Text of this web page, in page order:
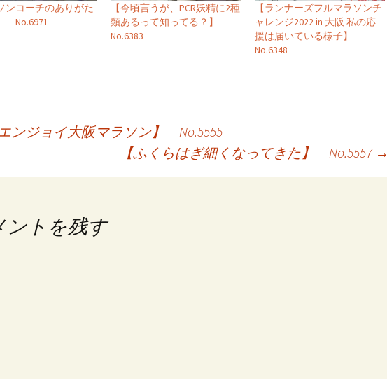
ンコーチのありがた
No.6971
【今頃言うが、PCR妖精に2種
類あるって知ってる？】
No.6383
【ランナーズフルマラソンチ
ャレンジ2022 in 大阪 私の応
援は届いている様子】
No.6348
ンジョイ大阪マラソン】 No.5555
【ふくらはぎ細くなってきた】 No.5557 →
ントを残す